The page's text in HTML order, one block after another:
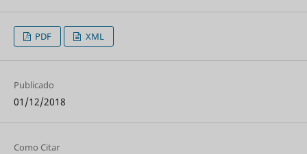
PDF XML
Publicado
01/12/2018
Como Citar